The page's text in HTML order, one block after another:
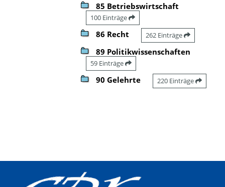
85 Betriebswirtschaft
100 Einträge
86 Recht 262 Einträge
89 Politikwissenschaften
59 Einträge
90 Gelehrte 220 Einträge